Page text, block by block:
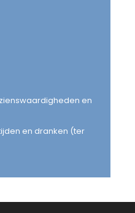
en
en dranken (ter